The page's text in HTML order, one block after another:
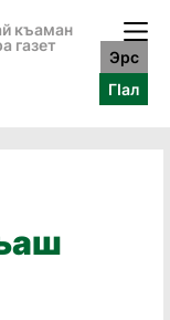
къаман
газет
Эрс
ГӀал